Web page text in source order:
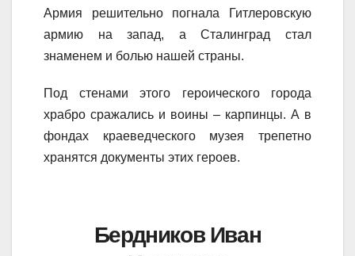
Армия решительно погнала Гитлеровскую
армию на запад, а Сталинград стал
знаменем и болью нашей страны.
Под стенами этого героического города
храбро сражались и воины – карпинцы. А в
фондах краеведческого музея трепетно
хранятся документы этих героев.
Бердников Иван